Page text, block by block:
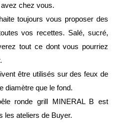
chez vous.
toujours vous proposer des
vos recettes. Salé, sucré,
tout ce dont vous pourriez
être utilisés sur des feux de
diamètre que le fond.
ronde grill MINERAL B est
les ateliers de Buyer.